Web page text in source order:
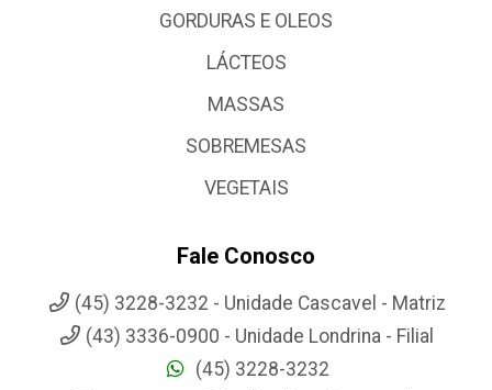
GORDURAS E OLEOS
LÁCTEOS
MASSAS
SOBREMESAS
VEGETAIS
Fale Conosco
(45) 3228-3232 - Unidade Cascavel - Matriz
(43) 3336-0900 - Unidade Londrina - Filial
(45) 3228-3232